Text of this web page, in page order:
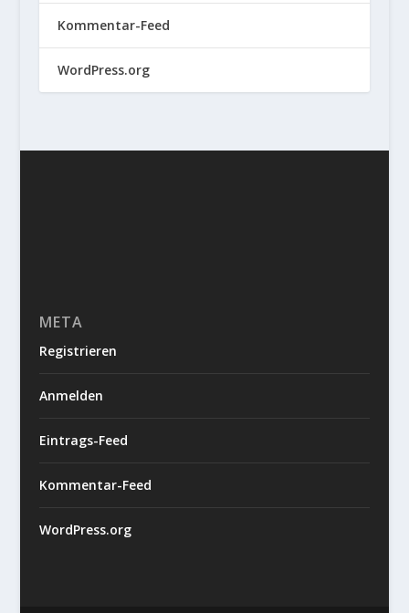
Kommentar-Feed
WordPress.org
META
Registrieren
Anmelden
Eintrags-Feed
Kommentar-Feed
WordPress.org